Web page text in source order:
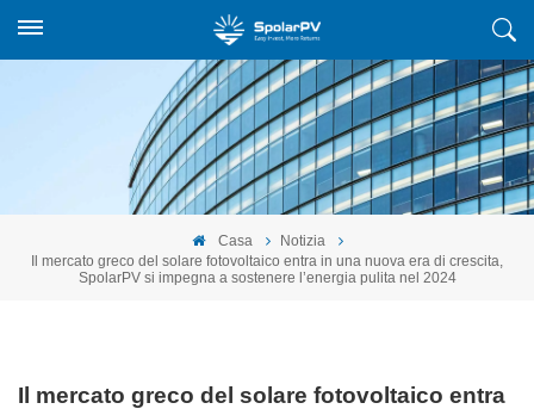
Casa
Notizia
Il mercato greco del solare fotovoltaico entra in una nuova era di crescita,
SpolarPV si impegna a sostenere l’energia pulita nel 2024
Il mercato greco del solare fotovoltaico entra